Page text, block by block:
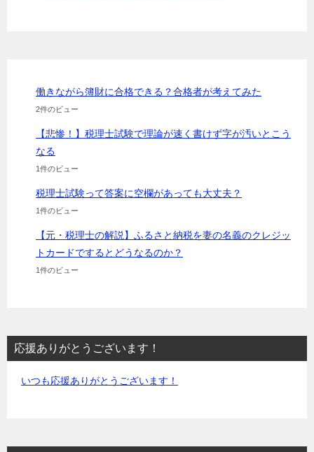
働きながら簿財に合格できる？合格者が考えてみた
2件のビュー
【悲惨！】税理士試験で理論が速く書けず字が汚いとこう
なる
1件のビュー
税理士試験って答案に空欄があっても大丈夫？
1件のビュー
【元・税理士の解説】ふるさと納税を妻の名義のクレジッ
トカードでするとどうなるのか？
1件のビュー
応援ありがとうございます！
いつも応援ありがとうございます！